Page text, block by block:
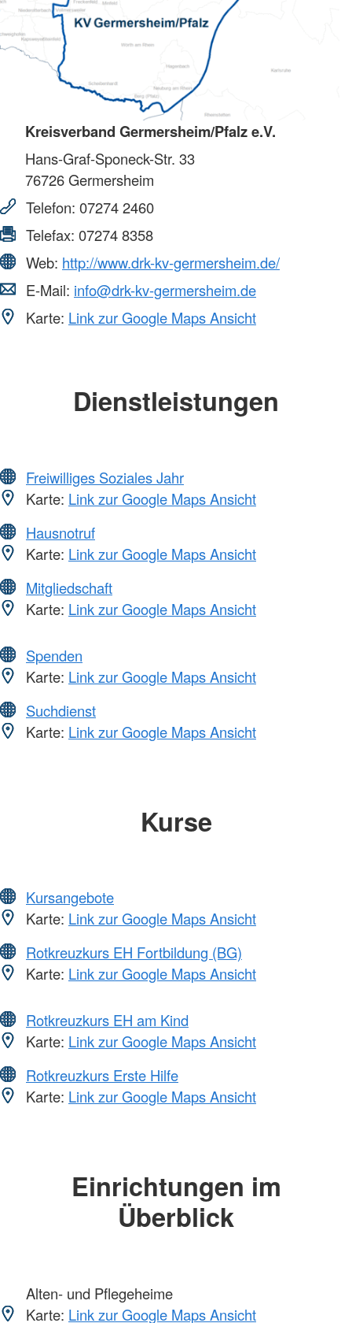
Kreisverband Germersheim/Pfalz e.V.
Hans-Graf-Sponeck-Str. 33
76726Germersheim
Telefon: 07274 2460
Telefax: 07274 8358
Web: http://www.drk-kv-germersheim.de/
E-Mail: info@drk-kv-germersheim.de
Karte: Link zur Google Maps Ansicht
Dienstleistungen
Freiwilliges Soziales Jahr
Karte: Link zur Google Maps Ansicht
Hausnotruf
Karte: Link zur Google Maps Ansicht
Mitgliedschaft
Karte: Link zur Google Maps Ansicht
Spenden
Karte: Link zur Google Maps Ansicht
Suchdienst
Karte: Link zur Google Maps Ansicht
Kurse
Kursangebote
Karte: Link zur Google Maps Ansicht
Rotkreuzkurs EH Fortbildung (BG)
Karte: Link zur Google Maps Ansicht
Rotkreuzkurs EH am Kind
Karte: Link zur Google Maps Ansicht
Rotkreuzkurs Erste Hilfe
Karte: Link zur Google Maps Ansicht
Einrichtungen im
Überblick
Alten- und Pflegeheime
Karte: Link zur Google Maps Ansicht